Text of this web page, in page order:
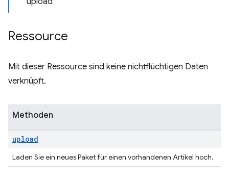
Ressource
Mit dieser Ressource sind keine nichtflüchtigen Daten
verknüpft.
Methoden
upload
Laden Sie ein neues Paket für einen vorhandenen Artikel hoch.